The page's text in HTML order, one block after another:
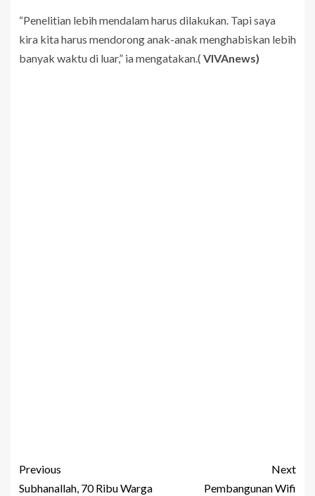
“Penelitian lebih mendalam harus dilakukan. Tapi saya
kira kita harus mendorong anak-anak menghabiskan lebih
banyak waktu di luar,” ia mengatakan.( VIVAnews)
Previous
Subhanallah, 70 Ribu Warga
Next
Pembangunan Wifi